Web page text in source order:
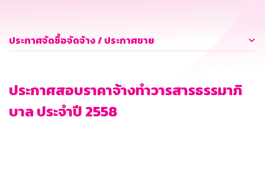
ประกาศจัดซื้อจัดจ้าง / ประกาศขาย
ประกาศสอบราคาจ้างทำวารสารธรรมาภิ
บาล ประจำปี 2558